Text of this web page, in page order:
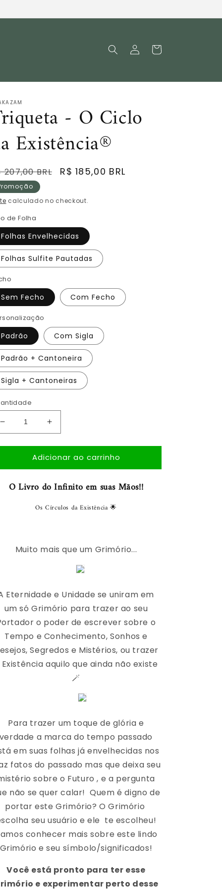
Fazer
login
Carrinho
- O Ciclo
Existência®
207,00 BRL
Preço
R$ 185,00 BRL
calculado no checkout.
de Folha
Folhas Envelhecidas
Folhas Sulfite Pautadas
Sem Fecho Com Fecho
Padrão Com Sigla
Padrão + Cantoneira
Sigla + Cantoneiras
Diminuir
a
quantidade
Triqueta
Aumentar
a
quantidade
de
Triqueta
O
da
Adicionar ao carrinho
O Livro do Infinito em suas Mãos!!
Os Círculos da Existência 🌟
Muito mais que um Grimório...
Eternidade e Unidade se uniram em
um só Grimório para trazer ao seu
o poder de escrever sobre o
Tempo e Conhecimento, Sonhos e
Segredos e Mistérios, ou trazer
aquilo que ainda não existe
🪄
Para trazer um toque de glória e
verdade a marca do tempo passado
em suas folhas já envelhecidas nos
fatos do passado mas que deixa seu
sobre o Futuro , e a pergunta
não se quer calar!Quem é digno de
portar este Grimório?O Grimório
seu usuário e ele te escolheu!
conhecer mais sobre este lindo
Grimório e seu símbolo/significados!
Você está pronto para ter esse
e experimentar perto desse